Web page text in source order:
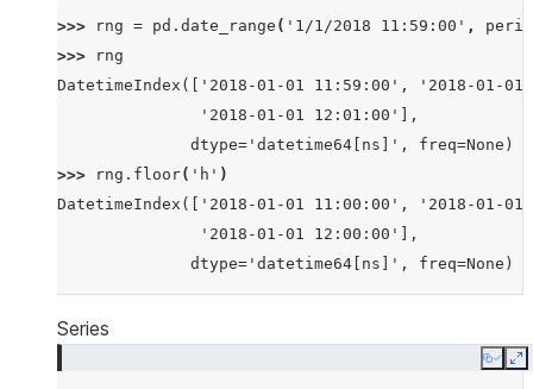
>>> rng = pd . date_range ( '1/1/2018 11:59:00' ,
>>>
rng
DatetimeIndex(['2018-01-01 11:59:00', '2018-01-
               '2018-01-01 12:01:00'],
              dtype='datetime64[ns]', freq=None)
>>>
rng . floor( 'h' )
DatetimeIndex(['2018-01-01 11:00:00', '2018-01-
               '2018-01-01 12:00:00'],
              dtype='datetime64[ns]', freq=None)
Series
Copy